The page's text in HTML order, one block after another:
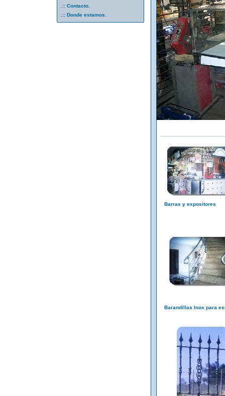
.::Contacto.
.::Donde estamos.
Barras y expositores
Barandillas Inox para